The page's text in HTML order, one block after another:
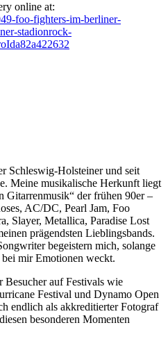
online at:
foo-fighters-im-berliner-
stadionrock-
Schleswig-Holsteiner und seit
Meine musikalische Herkunft liegt
Gitarrenmusik“ der frühen 90er –
AC/DC, Pearl Jam, Foo
Slayer, Metallica, Paradise Lost
prägendsten Lieblingsbands.
begeistern mich, solange
mir Emotionen weckt.
Besucher auf Festivals wie
Festival und Dynamo Open
endlich als akkreditierter Fotograf
besonderen Momenten